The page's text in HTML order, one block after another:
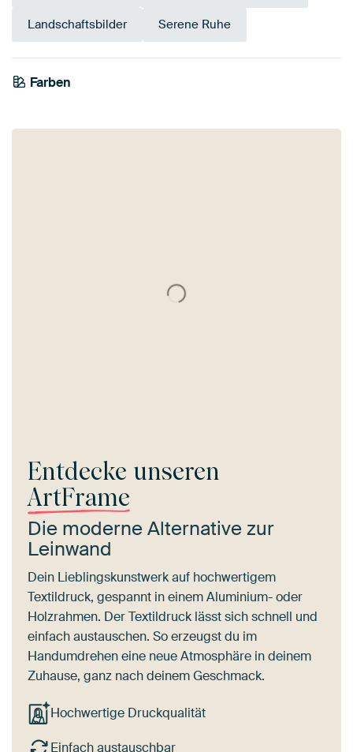
Landschaftsbilder Serene Ruhe
Farben
Taupe
Bordeaux
Braun
Entdecke unseren
ArtFrame
Die moderne Alternative zur
Leinwand
Dein Lieblingskunstwerk auf hochwertigem
Textildruck, gespannt in einem Aluminium- oder
Holzrahmen. Der Textildruck lässt sich schnell und
einfach austauschen. So erzeugst du im
Handumdrehen eine neue Atmosphäre in deinem
Zuhause, ganz nach deinem Geschmack.
Hochwertige Druckqualität
Einfach austauschbar